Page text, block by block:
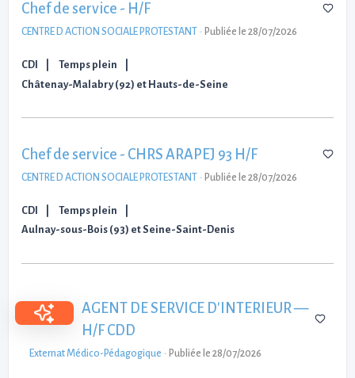
Chef de service - H/F
CENTRE D ACTION SOCIALE PROTESTANT - Publiée le 28/07/2026
CDI
Temps plein
Châtenay-Malabry (92) et Hauts-de-Seine
Chef de service - CHRS ARAPEJ 93 H/F
CENTRE D ACTION SOCIALE PROTESTANT - Publiée le 28/07/2026
CDI
Temps plein
Aulnay-sous-Bois (93) et Seine-Saint-Denis
AGENT DE SERVICE D'INTERIEUR —
H/F CDD
Externat Médico-Pédagogique - Publiée le 28/07/2026